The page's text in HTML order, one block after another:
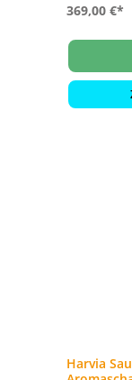
369,00 €*
Harvia